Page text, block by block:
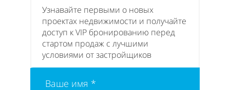
Ваше имя *
Узнавайте первыми о новых
проектах недвижимости и получайте
доступ к VIP бронированию перед
стартом продаж с лучшими
условиями от застройщиков